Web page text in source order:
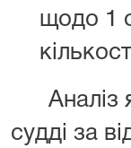
щодо 1
Аналіз
судді за